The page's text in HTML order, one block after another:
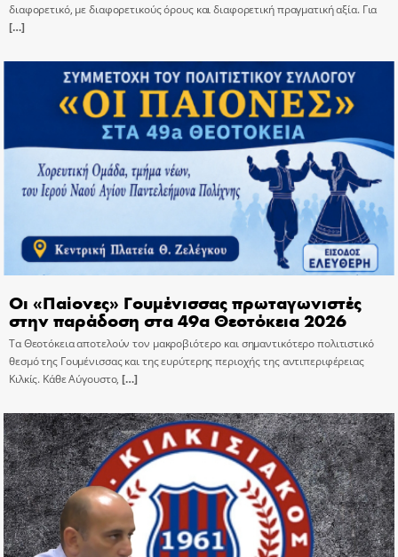
διαφορετικό, με διαφορετικούς όρους και διαφορετική πραγματική αξία. Για
[…]
Οι «Παίονες» Γουμένισσας πρωταγωνιστές
στην παράδοση στα 49α Θεοτόκεια 2026
Τα Θεοτόκεια αποτελούν τον μακροβιότερο και σημαντικότερο πολιτιστικό
θεσμό της Γουμένισσας και της ευρύτερης περιοχής της αντιπεριφέρειας
Κιλκίς. Κάθε Αύγουστο, […]